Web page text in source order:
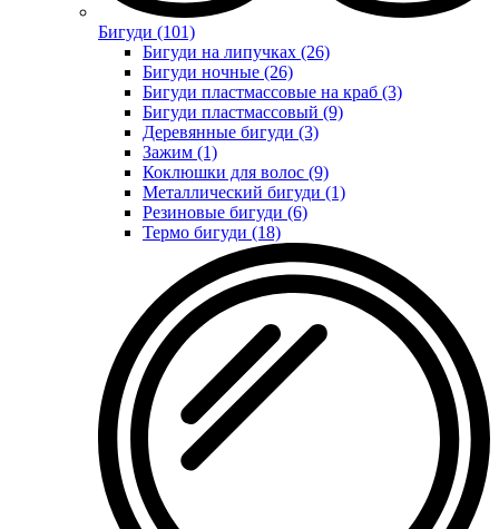
Бигуди (101)
Бигуди на липучках (26)
Бигуди ночные (26)
Бигуди пластмассовые на краб (3)
Бигуди пластмассовый (9)
Деревянные бигуди (3)
Зажим (1)
Коклюшки для волос (9)
Металлический бигуди (1)
Резиновые бигуди (6)
Термо бигуди (18)